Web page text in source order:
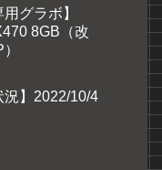
グラボ】
8GB（改
況】2022/10/4